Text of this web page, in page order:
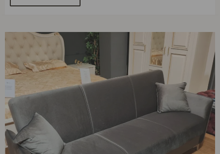
Original
price
was:
890,00 €.
Current
290,00 €.